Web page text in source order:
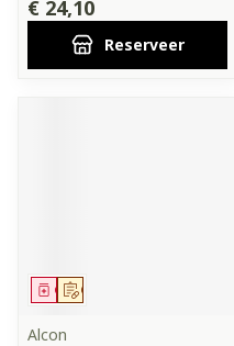
€ 24,10
Reserveer
Op voorschrift
Geneesmiddel
Alcon